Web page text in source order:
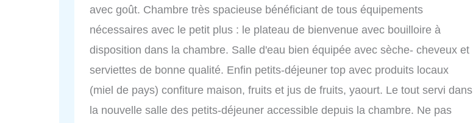
avec goût. Chambre très spacieuse bénéficiant de tous équipements
nécessaires avec le petit plus : le plateau de bienvenue avec bouilloire à
disposition dans la chambre. Salle d'eau bien équipée avec sèche- cheveux et
serviettes de bonne qualité. Enfin petits-déjeuner top avec produits locaux
(miel de pays) confiture maison, fruits et jus de fruits, yaourt. Le tout servi dans
la nouvelle salle des petits-déjeuner accessible depuis la chambre. Ne pas